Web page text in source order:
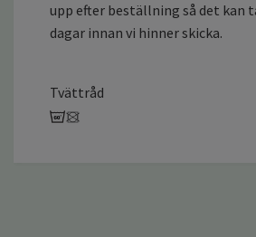
upp efter beställning så det kan
dagar innan vi hinner skicka.
Tvättråd